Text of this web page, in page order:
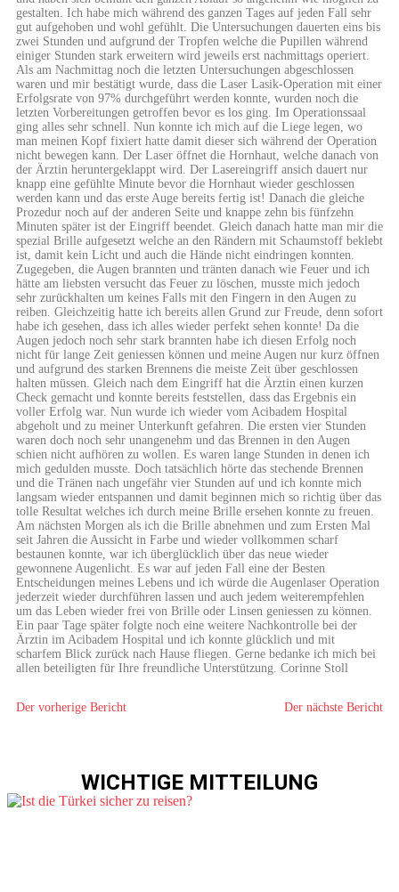
gestalten. Ich habe mich während des ganzen Tages auf jeden Fall sehr
gut aufgehoben und wohl gefühlt. Die Untersuchungen dauerten eins bis
zwei Stunden und aufgrund der Tropfen welche die Pupillen während
einiger Stunden stark erweitern wird jeweils erst nachmittags operiert.
Als am Nachmittag noch die letzten Untersuchungen abgeschlossen
waren und mir bestätigt wurde, dass die Laser Lasik-Operation mit einer
Erfolgsrate von 97% durchgeführt werden konnte, wurden noch die
letzten Vorbereitungen getroffen bevor es los ging. Im Operationssaal
ging alles sehr schnell. Nun konnte ich mich auf die Liege legen, wo
man meinen Kopf fixiert hatte damit dieser sich während der Operation
nicht bewegen kann. Der Laser öffnet die Hornhaut, welche danach von
der Ärztin heruntergeklappt wird. Der Lasereingriff ansich dauert nur
knapp eine gefühlte Minute bevor die Hornhaut wieder geschlossen
werden kann und das erste Auge bereits fertig ist! Danach die gleiche
Prozedur noch auf der anderen Seite und knappe zehn bis fünfzehn
Minuten später ist der Eingriff beendet. Gleich danach hatte man mir die
spezial Brille aufgesetzt welche an den Rändern mit Schaumstoff beklebt
ist, damit kein Licht und auch die Hände nicht eindringen konnten.
Zugegeben, die Augen brannten und tränten danach wie Feuer und ich
hätte am liebsten versucht das Feuer zu löschen, musste mich jedoch
sehr zurückhalten um keines Falls mit den Fingern in den Augen zu
reiben. Gleichzeitig hatte ich bereits allen Grund zur Freude, denn sofort
habe ich gesehen, dass ich alles wieder perfekt sehen konnte! Da die
Augen jedoch noch sehr stark brannten habe ich diesen Erfolg noch
nicht für lange Zeit geniessen können und meine Augen nur kurz öffnen
und aufgrund des starken Brennens die meiste Zeit über geschlossen
halten müssen. Gleich nach dem Eingriff hat die Ärztin einen kurzen
Check gemacht und konnte bereits feststellen, dass das Ergebnis ein
voller Erfolg war. Nun wurde ich wieder vom Acibadem Hospital
abgeholt und zu meiner Unterkunft gefahren. Die ersten vier Stunden
waren doch noch sehr unangenehm und das Brennen in den Augen
schien nicht aufhören zu wollen. Es waren lange Stunden in denen ich
mich gedulden musste. Doch tatsächlich hörte das stechende Brennen
und die Tränen nach ungefähr vier Stunden auf und ich konnte mich
langsam wieder entspannen und damit beginnen mich so richtig über das
tolle Resultat welches ich durch meine Brille ersehen konnte zu freuen.
Am nächsten Morgen als ich die Brille abnehmen und zum Ersten Mal
seit Jahren die Aussicht in Farbe und wieder vollkommen scharf
bestaunen konnte, war ich überglücklich über das neue wieder
gewonnene Augenlicht. Es war auf jeden Fall eine der Besten
Entscheidungen meines Lebens und ich würde die Augenlaser Operation
jederzeit wieder durchführen lassen und auch jedem weiterempfehlen
um das Leben wieder frei von Brille oder Linsen geniessen zu können.
Ein paar Tage später folgte noch eine weitere Nachkontrolle bei der
Ärztin im Acibadem Hospital und ich konnte glücklich und mit
scharfem Blick zurück nach Hause fliegen. Gerne bedanke ich mich bei
allen beteiligten für Ihre freundliche Unterstützung. Corinne Stoll
Der vorherige Bericht Der nächste Bericht
WICHTIGE MITTEILUNG